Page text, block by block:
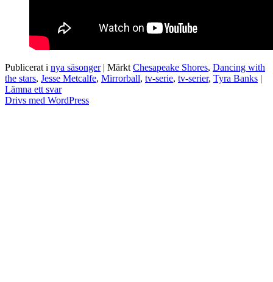
Publicerat i nya säsonger | Märkt Chesapeake Shores, Dancing with
the stars, Jesse Metcalfe, Mirrorball, tv-serie, tv-serier, Tyra Banks |
Lämna ett svar
Drivs med WordPress